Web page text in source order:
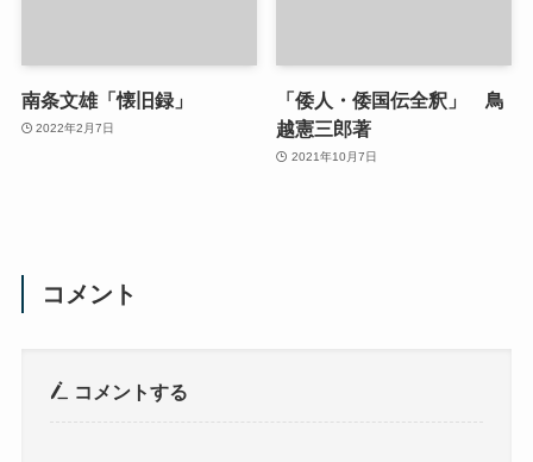
南条文雄「懐旧録」
2022年2月7日
「倭人・倭国伝全釈」 鳥
越憲三郎著
2021年10月7日
コメント
コメントする